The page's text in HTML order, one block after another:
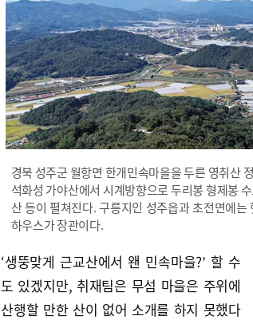
경북 성주군 월항면 한개민속마을을 두른 영취산
석화성 가야산에서 시계방향으로 두리봉 형제봉
산 등이 펼쳐진다. 구릉지인 성주읍과 초전면에
하우스가 장관이다.
‘생뚱맞게 근교산에서 왠 민속마을?’ 할 수
도 있겠지만, 취재팀은 무섬 마을은 주위에
산행할 만한 산이 없어 소개를 하지 못했다